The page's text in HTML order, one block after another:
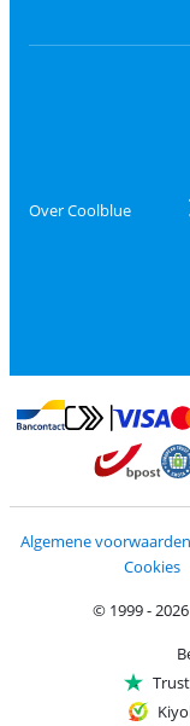
Over Coolblue
Betalen met Bancontact
Betalen met
Algemene voorwaarden
Cookies
© 1999 -